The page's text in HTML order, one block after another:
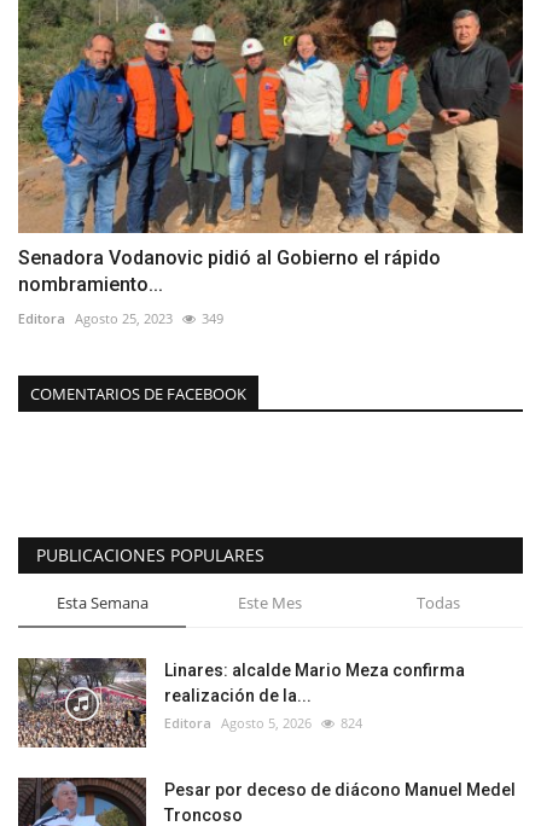
Senadora Vodanovic pidió al Gobierno el rápido
nombramiento...
Editora Agosto 25, 2023 349
COMENTARIOS DE FACEBOOK
PUBLICACIONES POPULARES
Esta Semana Este Mes Todas
Linares: alcalde Mario Meza confirma
realización de la...
Editora Agosto 5, 2026 824
Pesar por deceso de diácono Manuel Medel
Troncoso